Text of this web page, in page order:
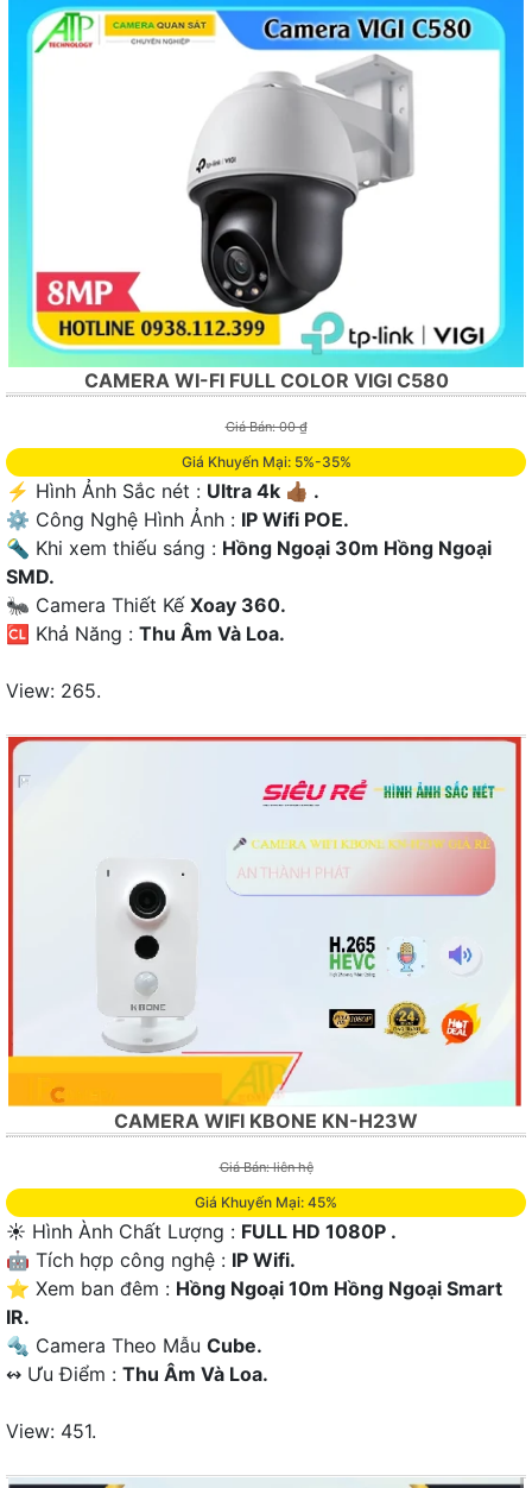
CAMERA WI-FI FULL COLOR VIGI C580
Giá Bán: 00 ₫
Giá Khuyến Mại: 5%-35%
️⚡ Hình Ảnh Sắc nét : Ultra 4k 👍🏾 .
⚙ Công Nghệ Hình Ảnh : IP Wifi POE.
🔦 Khi xem thiếu sáng : Hồng Ngoại 30m Hồng Ngoại
SMD.
🐜 Camera Thiết Kế Xoay 360.
️🆑 Khả Năng : Thu Âm Và Loa.
View: 265.
CAMERA WIFI KBONE KN-H23W
Giá Bán: liên hệ
Giá Khuyến Mại: 45%
☀️ Hình Ành Chất Lượng : FULL HD 1080P .
🤖️ Tích hợp công nghệ : IP Wifi.
⭐ Xem ban đêm : Hồng Ngoại 10m Hồng Ngoại Smart
IR.
🔩 Camera Theo Mẫu Cube.
️↭ Ưu Điểm : Thu Âm Và Loa.
View: 451.